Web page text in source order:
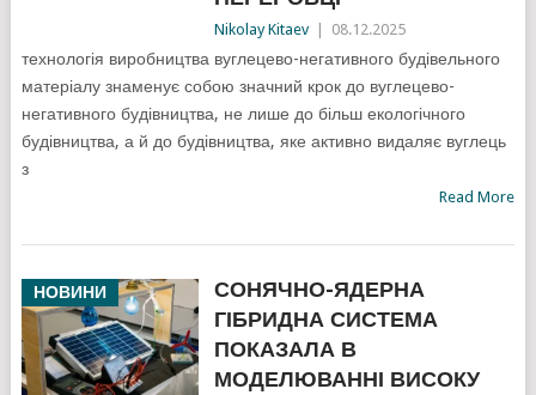
Nikolay Kitaev 08.12.2025
технологія виробництва вуглецево-негативного будівельного
матеріалу знаменує собою значний крок до вуглецево-
негативного будівництва, не лише до більш екологічного
будівництва, а й до будівництва, яке активно видаляє вуглець
з
Read More
НОВИНИ
СОНЯЧНО-ЯДЕРНА
ГІБРИДНА СИСТЕМА
ПОКАЗАЛА В
МОДЕЛЮВАННІ ВИСОКУ